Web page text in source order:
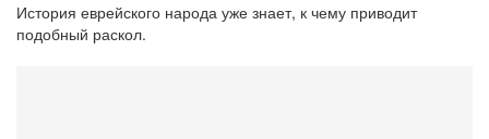
История еврейского народа уже знает, к чему приводит
подобный раскол.